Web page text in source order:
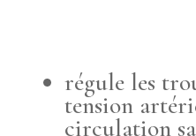
régule les
tension
circulation